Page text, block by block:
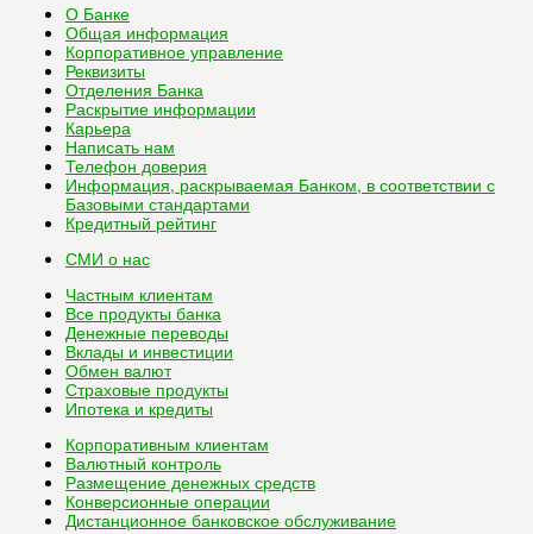
О Банке
Общая информация
Корпоративное управление
Реквизиты
Отделения Банка
Раскрытие информации
Карьера
Написать нам
Телефон доверия
Информация, раскрываемая Банком, в соответствии с
Базовыми стандартами
Кредитный рейтинг
СМИ о нас
Частным клиентам
Все продукты банка
Денежные переводы
Вклады и инвестиции
Обмен валют
Страховые продукты
Ипотека и кредиты
Корпоративным клиентам
Валютный контроль
Размещение денежных средств
Конверсионные операции
Дистанционное банковское обслуживание